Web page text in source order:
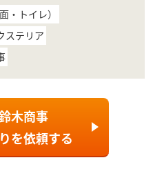
・トイレ）
ステリア
木商事
を依頼する